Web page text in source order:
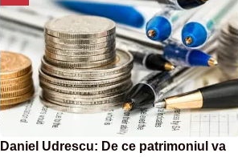
Daniel Udrescu: De ce patrimoniul va